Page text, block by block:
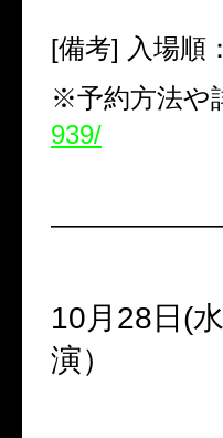
[備考] 入場順：
※予約方法や
939/
10月 28 日(
演）